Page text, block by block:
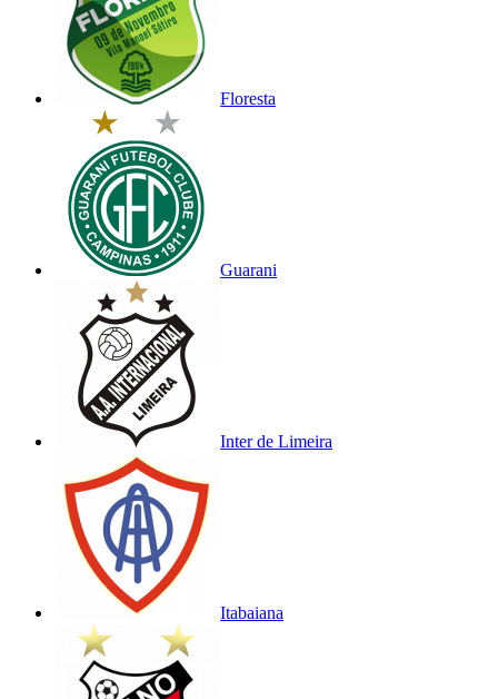
Floresta
Guarani
Inter de Limeira
Itabaiana